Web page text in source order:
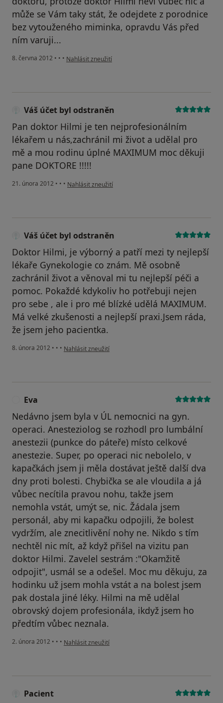
může se Vám taky stát, že odejdete z porodnice
bez vytouženého miminka, opravdu Vás před
ním varuji...
8. června 2012 • • • podle názoru uživatele Váš účet byl odstraněn
Nahlásit zneužití
Váš účet byl odstraněn
Pan doktor Hilmi je ten nejprofesionálním
lékařem u nás,zachránil mi život a udělal pro
mě a mou rodinu úplné MAXIMUM moc děkuji
pane DOKTORE !!!!!
21. února 2012 • • • podle názoru uživatele Váš účet byl odstraněn
Nahlásit zneužití
Váš účet byl odstraněn
Doktor Hilmi, je výborný a patří mezi ty nejlepší
lékaře Gynekologie co znám. Mě osobně
zachránil život a věnoval mi tu nejlepší péči a
pomoc. Pokaždé kdykoliv ho potřebuji nejen
pro sebe , ale i pro mé blízké udělá MAXIMUM.
Má velké zkušenosti a nejlepší praxi.Jsem ráda,
že jsem jeho pacientka.
8. února 2012 • • • podle názoru uživatele Váš účet byl odstraněn
Nahlásit zneužití
Eva
Nedávno jsem byla v ÚL nemocnici na gyn.
operaci. Anesteziolog se rozhodl pro lumbální
anestezii (punkce do páteře) místo celkové
anestezie. Super, po operaci nic nebolelo, v
kapačkách jsem ji měla dostávat ještě další dva
dny proti bolesti. Chybička se ale vloudila a já
vůbec necítila pravou nohu, takže jsem
nemohla vstát, umýt se, nic. Žádala jsem
personál, aby mi kapačku odpojili, že bolest
vydržím, ale znecitlivění nohy ne. Nikdo s tím
nechtěl nic mít, až když přišel na vizitu pan
doktor Hilmi. Zavelel sestrám :"Okamžitě
odpojit", usmál se a odešel. Moc mu děkuju, za
hodinku už jsem mohla vstát a na bolest jsem
pak dostala jiné léky. Hilmi na mě udělal
obrovský dojem profesionála, ikdyž jsem ho
předtím vůbec neznala.
2. února 2012 • • • podle názoru uživatele Eva
Nahlásit zneužití
Pacient